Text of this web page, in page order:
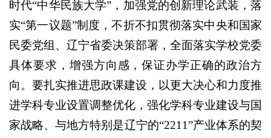
时代“中华民族大学”，加强党的创新理论武装，落
实“第一议题”制度，不折不扣贯彻落实中央和国家
民委党组、辽宁省委决策部署，全面落实学校党委
具体要求，增强方向感，保证办学正确的政治方
向。要扎实推进思政课建设，以更大决心和力度推
进学科专业设置调整优化，强化学科专业建设与国
家战略、与地方特别是辽宁的“2211”产业体系的契